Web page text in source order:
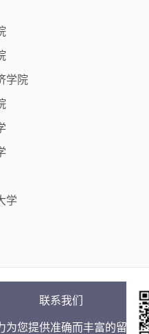
学院
学
联系我们
为您提供准确而丰富的留学